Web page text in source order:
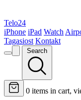
Telo24
iPhone iPad Watch
Tagasiost Kontakt
Search
0 items in cart,